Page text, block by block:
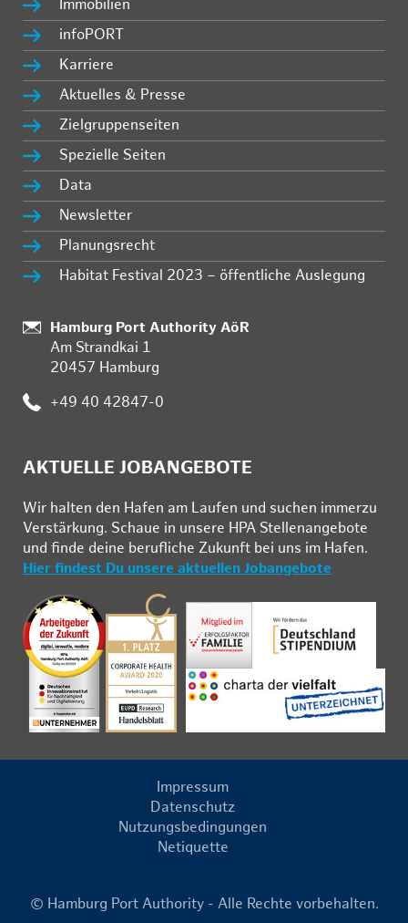
Immobilien
infoPORT
Karriere
Aktuelles & Presse
Zielgruppenseiten
Spezielle Seiten
Data
Newsletter
Planungsrecht
Habitat Festival 2023 – öffentliche Auslegung
Standort:
Hamburg Port Authority AöR
Am Strandkai 1
20457 Hamburg
Telefon:
+49 40 42847-0
AKTUELLE JOBANGEBOTE
Wir hal­ten den Ha­fen am Lau­fen und su­chen im­mer­zu
Ver­stär­kung. Schau­e in un­se­re HPA Stel­len­an­ge­bo­te
und fin­de deine be­ruf­li­che Zu­kunft bei uns im Ha­fen.
Hier findest Du unsere aktuellen Jobangebote
Impressum
Datenschutz
Nutzungsbedingungen
Netiquette
© Hamburg Port Authority - Alle Rechte vorbehalten.